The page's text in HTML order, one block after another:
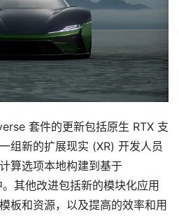
套件的更新包括原生 RTX 支
组新的扩展现实 (XR) 开发人员
算选项本地构建到基于
其他改进包括新的模块化应用
板和资源，以及提高的效率和用